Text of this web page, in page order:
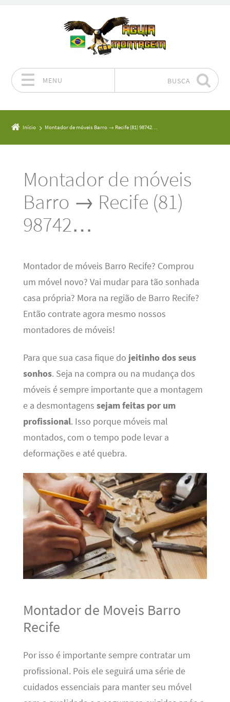
MENU BUSCA
Início Montador de móveis Barro → Recife (81) 98742…
Montador de móveis
Barro → Recife (81)
98742…
Montador de móveis Barro Recife? Comprou
um móvel novo? Vai mudar para tão sonhada
casa própria? Mora na região de Barro Recife?
Então contrate agora mesmo nossos
montadores de móveis!
Para que sua casa fique do jeitinho dos seus
sonhos. Seja na compra ou na mudança dos
móveis é sempre importante que a montagem
e a desmontagens sejam feitas por um
profissional. Isso porque móveis mal
montados, com o tempo pode levar a
deformações e até quebra.
Montador de Moveis Barro
Recife
Por isso é importante sempre contratar um
profissional. Pois ele seguirá uma série de
cuidados essenciais para manter seu móvel